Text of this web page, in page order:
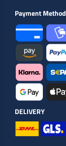
Payment
DELIVERY